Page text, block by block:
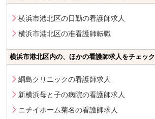
横浜市港北区の日勤の看護師求人
横浜市港北区の准看護師転職
横浜市港北区内の、ほかの看護師求人をチェック
綱島クリニックの看護師求人
新横浜母と子の病院の看護師求人
ニチイホーム菊名の看護師求人